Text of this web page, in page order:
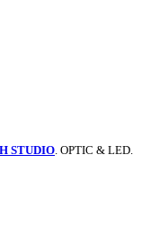
STUDIO. OPTIC & LED.